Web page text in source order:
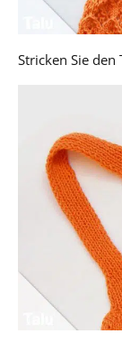
Stricken Sie den